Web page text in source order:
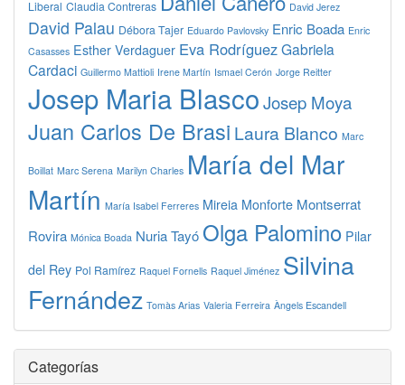
Liberal Claudia Contreras David Jerez
David Palau Débora Tajer Eduardo Pavlovsky Enric Boada Enric
Casasses Esther Verdaguer Eva RodríguezGabriela
Cardaci Guillermo Mattioli Irene Martín Ismael Cerón Jorge Reitter
Josep Maria BlascoJosep Moya
Juan Carlos De Brasi Laura Blanco Marc
Boillat Marc Serena Marilyn Charles María del Mar
Martín María Isabel Ferreres Mireia Monforte Montserrat
Rovira Mónica Boada Nuria Tayó Olga Palomino Pilar
del Rey Pol Ramírez Raquel Fornells Raquel Jiménez Silvina
Fernández Tomàs Arias Valeria Ferreira Àngels Escandell
Categorías